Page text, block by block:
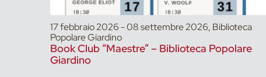
17 febbraio 2026 - 08 settembre 2026, Biblioteca
Popolare Giardino
Book Club “Maestre” – Biblioteca Popolare
Giardino